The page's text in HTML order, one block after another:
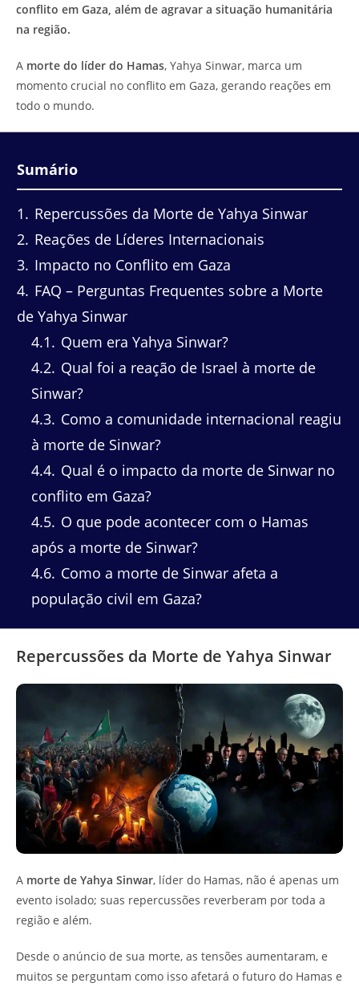
conflito em Gaza, além de agravar a situação humanitária
na região.
A morte do líder do Hamas, Yahya Sinwar, marca um
momento crucial no conflito em Gaza, gerando reações em
todo o mundo.
Sumário
1
Repercussões da Morte de Yahya Sinwar
2 Reações de Líderes Internacionais
3 Impacto no Conflito em Gaza
4 FAQ – Perguntas Frequentes sobre a Morte
de Yahya Sinwar
4.1
Quem era Yahya Sinwar?
4.2 Qual foi a reação de Israel à morte de
Sinwar?
4.3 Como a comunidade internacional reagiu
à morte de Sinwar?
4.4 Qual é o impacto da morte de Sinwar no
conflito em Gaza?
4.5 O que pode acontecer com o Hamas
após a morte de Sinwar?
4.6 Como a morte de Sinwar afeta a
população civil em Gaza?
Repercussões da Morte de Yahya Sinwar
A morte de Yahya Sinwar, líder do Hamas, não é apenas um
evento isolado; suas repercussões reverberam por toda a
região e além.
Desde o anúncio de sua morte, as tensões aumentaram, e
muitos se perguntam como isso afetará o futuro do Hamas e